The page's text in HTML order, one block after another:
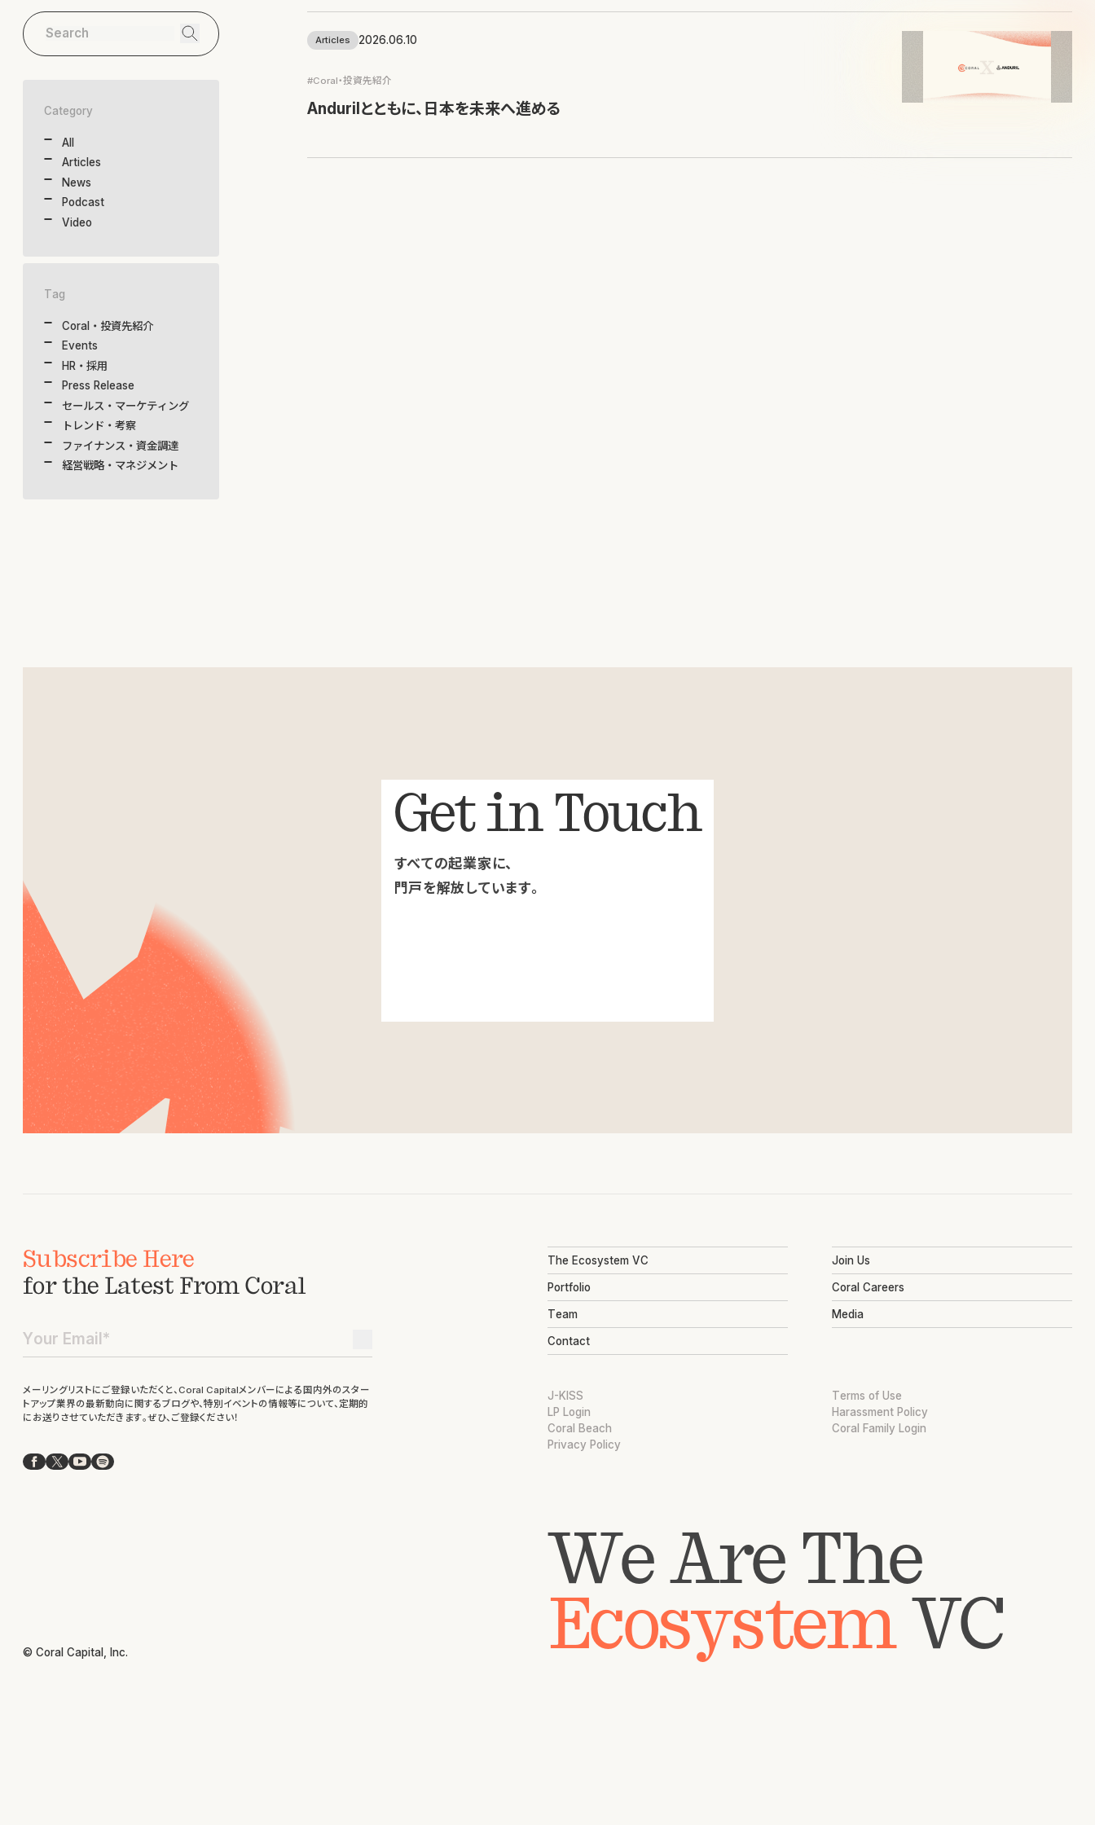
Category
All
Articles
News
Podcast
Video
Tag
Coral・投資先紹介
Events
HR・採用
Press Release
セールス・マーケティング
トレンド・考察
ファイナンス・資金調達
経営戦略・マネジメント
Articles 2026.06.10
#Coral・投資先紹介
Andurilとともに、日本を未来へ進める
Get in Touch
すべての起業家に、
門戸を解放しています。
Subscribe Here
for the Latest From Coral
メーリングリストにご登録いただくと、Coral Capitalメンバーによる国内外のスター
トアップ業界の最新動向に関するブログや、特別イベントの情報等について、定期的
にお送りさせていただきます。ぜひ、ご登録ください！
Facebook
X YouTube
Spotify
The Ecosystem VC
Portfolio
Team
Contact
Join Us
Coral Careers
Media
J-KISS
LP Login
Coral Beach
Privacy Policy
Terms of Use
Harassment Policy
Coral Family Login
We Are The
EcosystemVC
© Coral Capital, Inc.